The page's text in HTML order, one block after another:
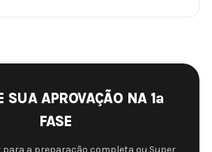
SUA APROVAÇÃO NA 1ª
FASE
para a preparação completa ou Super